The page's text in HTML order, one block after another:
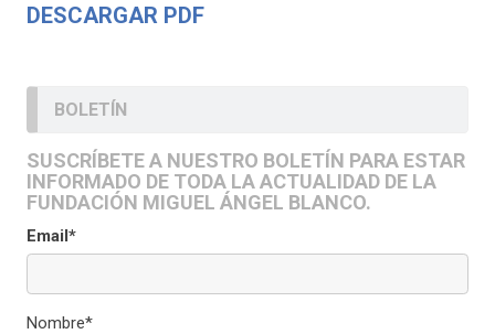
DESCARGAR PDF
BOLETÍN
SUSCRÍBETE A NUESTRO BOLETÍN PARA ESTAR
INFORMADO DE TODA LA ACTUALIDAD DE LA
FUNDACIÓN MIGUEL ÁNGEL BLANCO.
Email*
Nombre*